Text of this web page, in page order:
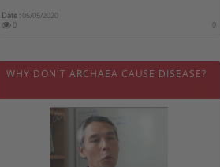
Date :05/05/2020
0
0
WHY DON'T ARCHAEA CAUSE DISEASE?